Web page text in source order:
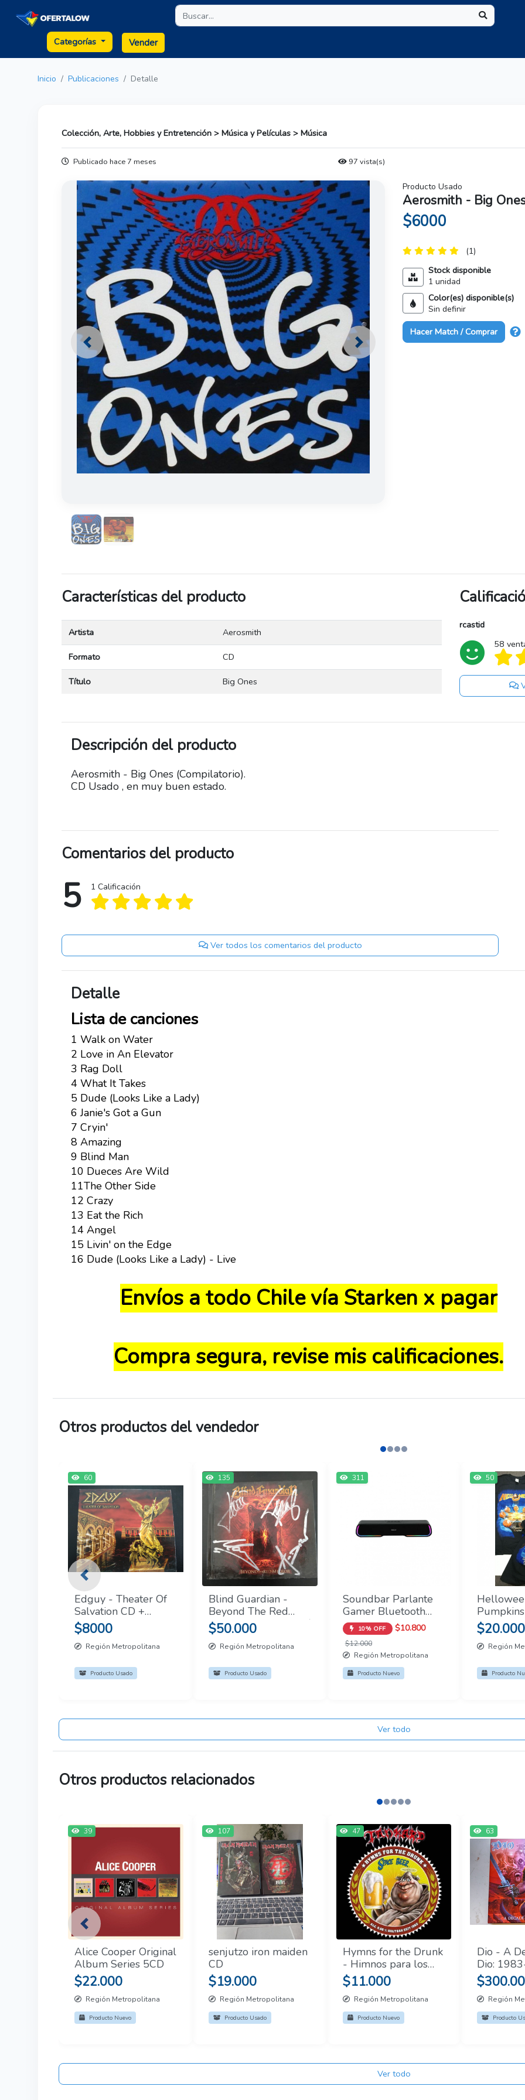
Categorías Vender
Inicio Publicaciones Detalle
Colección, Arte, Hobbies y Entretención > Música y Películas > Música
Publicado hace 7 meses 97 vista(s)
Previous Next
Producto Usado
Aerosmith - Big
$6000
(1)
Stock disponible
1 unidad
Color(es) disponible(s)
Sin definir
Hacer Match / Comprar
Características del producto
Artista Aerosmith
Formato CD
Título Big Ones
rcastid
58
Descripción del producto
Aerosmith - Big Ones (Compilatorio).
CD Usado , en muy buen estado.
Comentarios del producto
5 1 Calificación
Ver todos los comentarios del producto
Detalle
Lista de canciones
1 Walk on Water
2 Love in An Elevator
3 Rag Doll
4 What It Takes
5 Dude (Looks Like a Lady)
6 Janie's Got a Gun
7 Cryin'
8 Amazing
9 Blind Man
10 Dueces Are Wild
11The Other Side
12 Crazy
13 Eat the Rich
14 Angel
15 Livin' on the Edge
16 Dude (Looks Like a Lady) - Live
Envíos a todo Chile vía Starken x pagar
Compra segura, revise mis calificaciones.
Otros productos del vendedor
60
Edguy - Theater Of
Salvation CD +
Bonus Tracks
$8000
Región Metropolitana
Producto Usado
135
Blind Guardian -
Beyond The Red
Mirror - Cd Firmado /
Autografiado
$50.000
Región Metropolitana
Producto Usado
311
Soundbar Parlante
Gamer Bluetooth
Luces RGB
1200mAh
10% OFF $10.800
$12.000
Región Metropolitana
Producto Nuevo
50
Tour
Merch
$20.000
Región
Producto
Previous
Ver todo
Otros productos relacionados
39
Alice Cooper Original
Album Series 5CD
$22.000
Región Metropolitana
Producto Nuevo
107
senjutzo iron maiden
CD
$19.000
Región Metropolitana
Producto Usado
47
Hymns for the Drunk
- Himnos para los
borrachos CD
Tankard Sellado
$11.000
Región Metropolitana
Producto Nuevo
63
Dio - A
Dio:
(With
grams,
Región
Producto
Previous
Ver todo